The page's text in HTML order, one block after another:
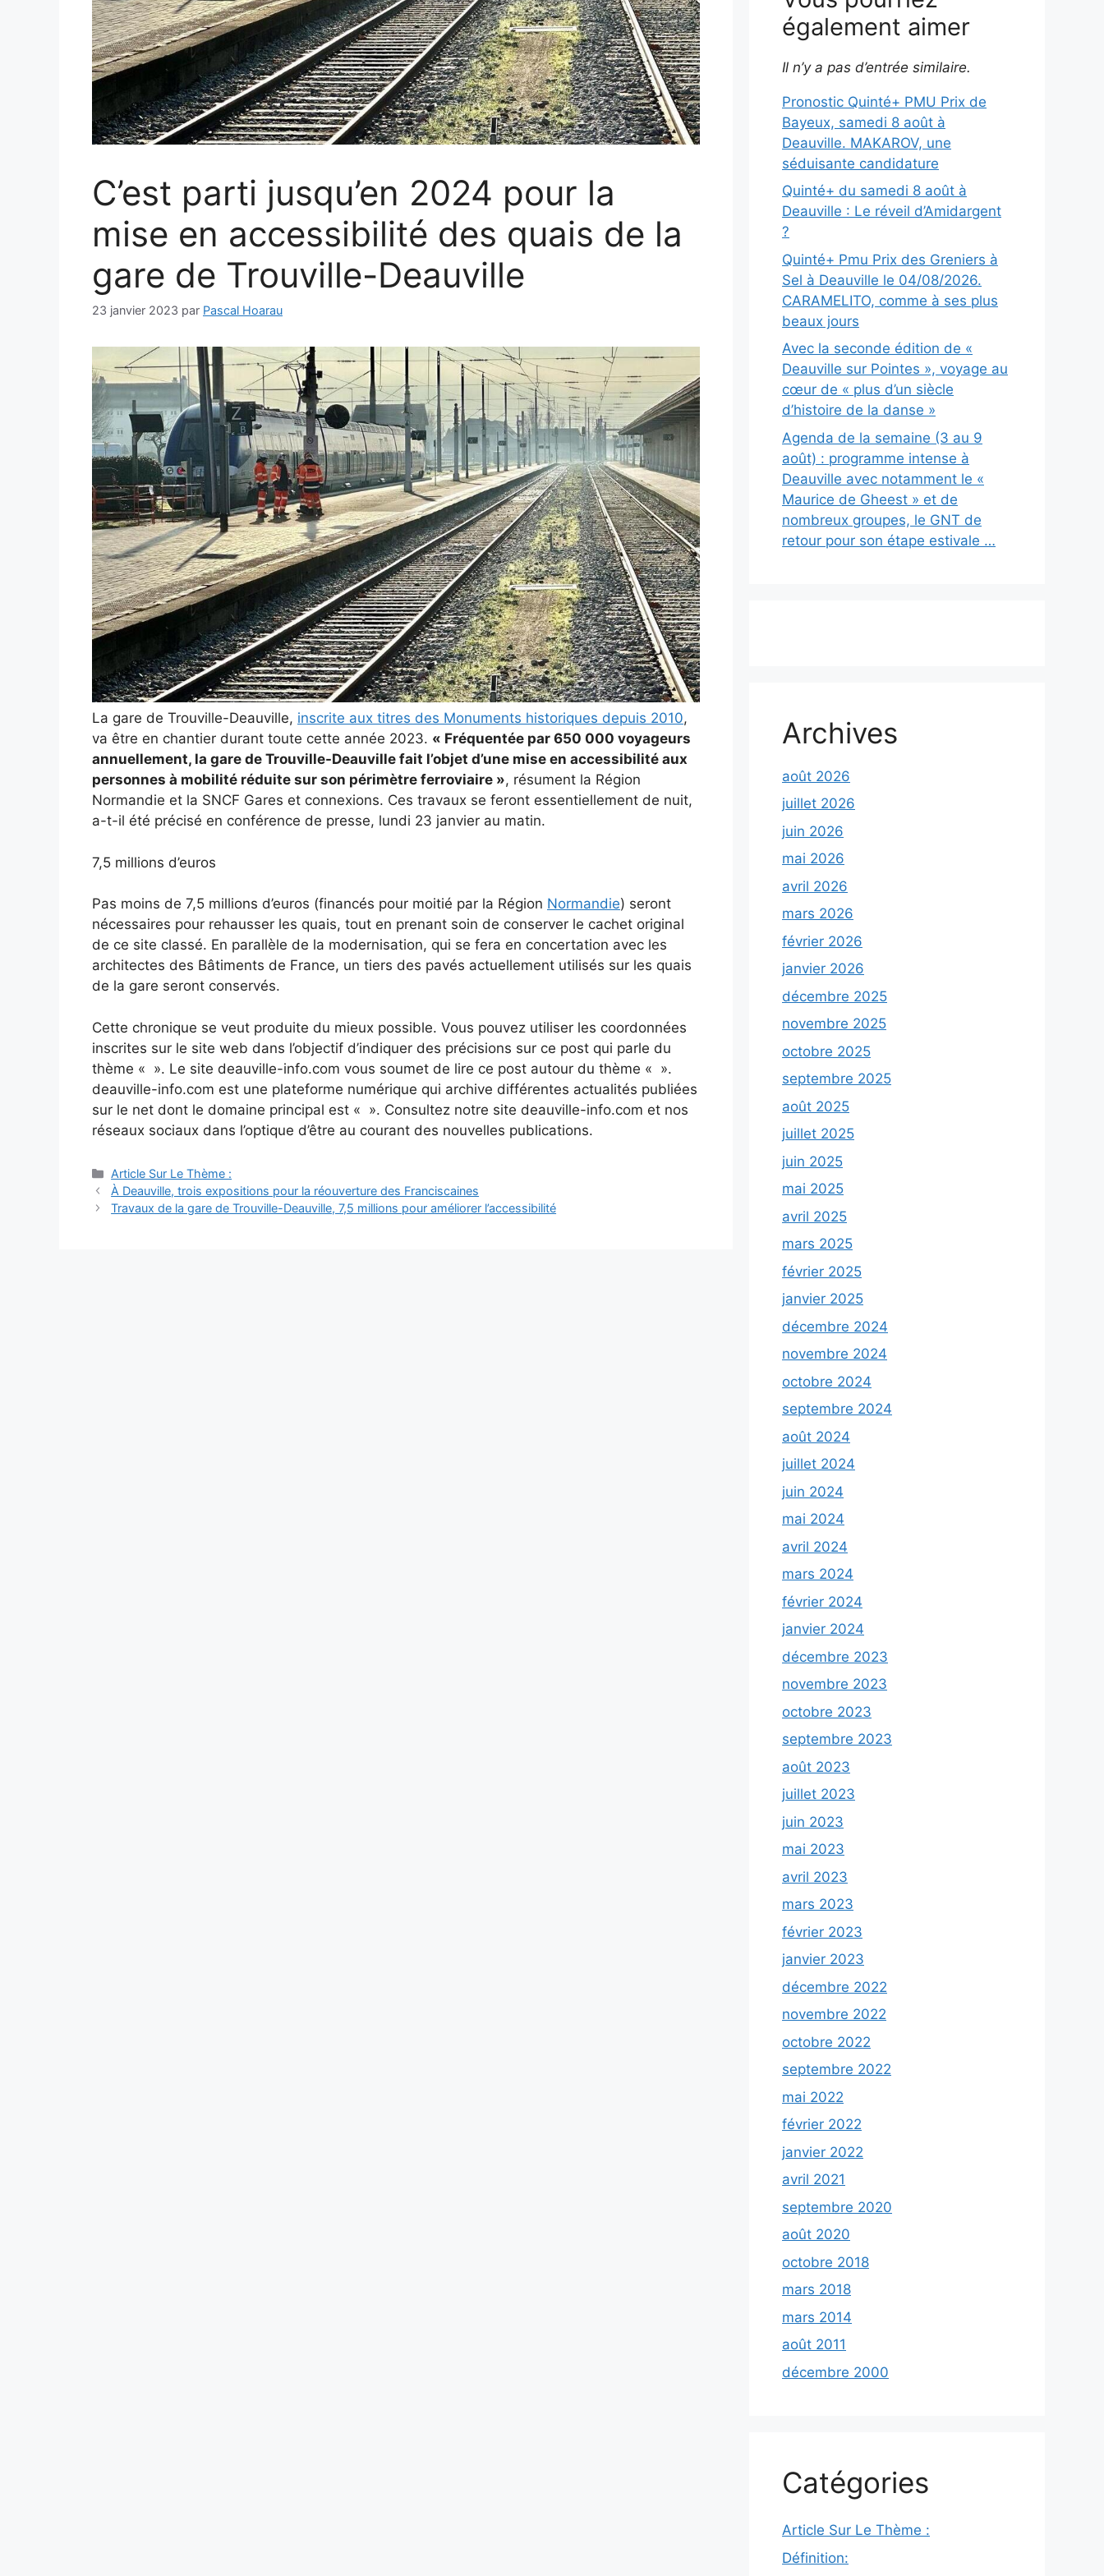
C’est parti jusqu’en 2024 pour la
mise en accessibilité des quais de la
gare de Trouville-Deauville
23 janvier 2023 par Pascal Hoarau
La gare de Trouville-Deauville, inscrite aux titres des Monuments historiques depuis 2010,
va être en chantier durant toute cette année 2023. « Fréquentée par 650 000 voyageurs
annuellement, la gare de Trouville-Deauville fait l’objet d’une mise en accessibilité aux
personnes à mobilité réduite sur son périmètre ferroviaire », résument la Région
Normandie et la SNCF Gares et connexions. Ces travaux se feront essentiellement de nuit,
a-t-il été précisé en conférence de presse, lundi 23 janvier au matin.
7,5 millions d’euros
Pas moins de 7,5 millions d’euros (financés pour moitié par la Région Normandie) seront
nécessaires pour rehausser les quais, tout en prenant soin de conserver le cachet original
de ce site classé. En parallèle de la modernisation, qui se fera en concertation avec les
architectes des Bâtiments de France, un tiers des pavés actuellement utilisés sur les quais
de la gare seront conservés.
Cette chronique se veut produite du mieux possible. Vous pouvez utiliser les coordonnées
inscrites sur le site web dans l’objectif d’indiquer des précisions sur ce post qui parle du
thème « ». Le site deauville-info.com vous soumet de lire ce post autour du thème « ».
deauville-info.com est une plateforme numérique qui archive différentes actualités publiées
sur le net dont le domaine principal est « ». Consultez notre site deauville-info.com et nos
réseaux sociaux dans l’optique d’être au courant des nouvelles publications.
Catégories
Article Sur Le Thème :
Navigation
des
À Deauville, trois expositions pour la réouverture des Franciscaines
Travaux de la gare de Trouville-Deauville, 7,5 millions pour améliorer l’accessibilité
également aimer
Il n’y a pas d’entrée similaire.
Pronostic Quinté+ PMU Prix de
Bayeux, samedi 8 août à
Deauville. MAKAROV, une
séduisante candidature
Quinté+ du samedi 8 août à
Deauville : Le réveil d’Amidargent
?
Quinté+ Pmu Prix des Greniers à
Sel à Deauville le 04/08/2026.
CARAMELITO, comme à ses plus
beaux jours
Avec la seconde édition de «
Deauville sur Pointes », voyage au
cœur de « plus d’un siècle
d’histoire de la danse »
Agenda de la semaine (3 au 9
août) : programme intense à
Deauville avec notamment le «
Maurice de Gheest » et de
nombreux groupes, le GNT de
retour pour son étape estivale …
Archives
août 2026
juillet 2026
juin 2026
mai 2026
avril 2026
mars 2026
février 2026
janvier 2026
décembre 2025
novembre 2025
octobre 2025
septembre 2025
août 2025
juillet 2025
juin 2025
mai 2025
avril 2025
mars 2025
février 2025
janvier 2025
décembre 2024
novembre 2024
octobre 2024
septembre 2024
août 2024
juillet 2024
juin 2024
mai 2024
avril 2024
mars 2024
février 2024
janvier 2024
décembre 2023
novembre 2023
octobre 2023
septembre 2023
août 2023
juillet 2023
juin 2023
mai 2023
avril 2023
mars 2023
février 2023
janvier 2023
décembre 2022
novembre 2022
octobre 2022
septembre 2022
mai 2022
février 2022
janvier 2022
avril 2021
septembre 2020
août 2020
octobre 2018
mars 2018
mars 2014
août 2011
décembre 2000
Catégories
Article Sur Le Thème :
Définition: